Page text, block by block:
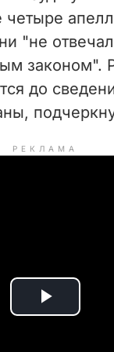
четыре
"не
законом".
до
РЕКЛАМА
P